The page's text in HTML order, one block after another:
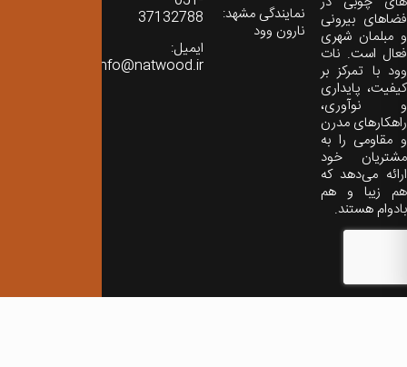
فضاهای بیرونی
و مبلمان شهری
فعال است. نات
وود با تمرکز بر
کیفیت، پایداری
و نوآوری،
راهکارهای مدرن
و مقاومی را به
مشتریان خود
ارائه می‌دهد که
هم زیبا و هم
بادوام هستند.
نمایندگی مشهد:
نارون وود
37132788
ایمیل:
info@natwood.ir